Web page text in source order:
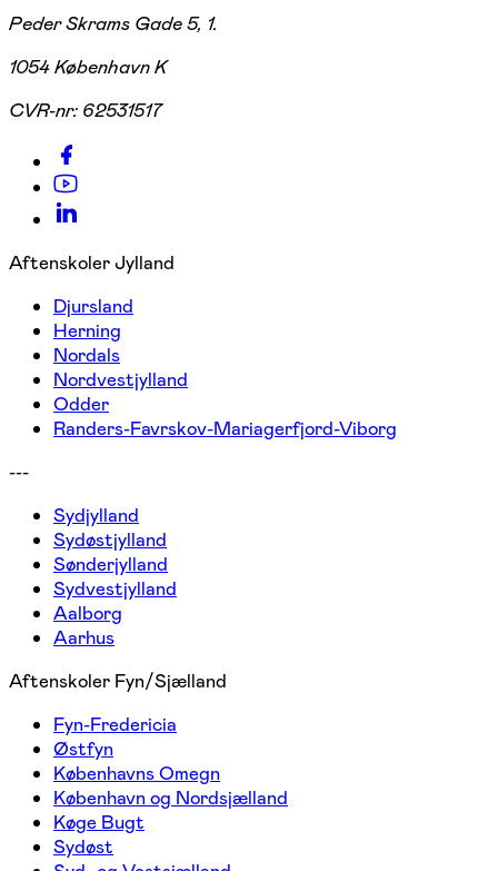
Peder Skrams Gade 5, 1.
1054 København K
CVR-nr: 62531517
Aftenskoler Jylland
Djursland
Herning
Nordals
Nordvestjylland
Odder
Randers-Favrskov-Mariagerfjord-Viborg
---
Sydjylland
Sydøstjylland
Sønderjylland
Sydvestjylland
Aalborg
Aarhus
Aftenskoler Fyn/Sjælland
Fyn-Fredericia
Østfyn
Københavns Omegn
København og Nordsjælland
Køge Bugt
Sydøst